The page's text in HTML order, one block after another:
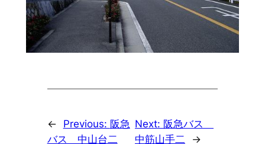
← Previous: 阪急
バス 中山台二
Next: 阪急バス
中筋山手二
→